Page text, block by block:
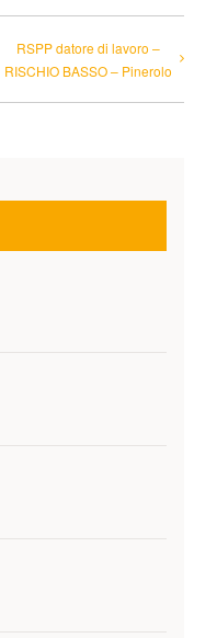
RSPP datore di lavoro –
RISCHIO BASSO – Pinerolo